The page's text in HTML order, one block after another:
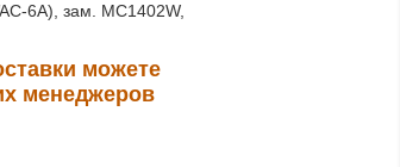
6A), зам. MC1402W,
можете
менеджеров